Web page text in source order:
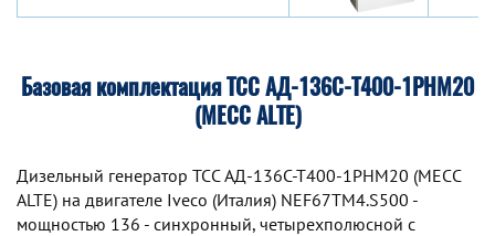
Базовая комплектация ТСС АД-136С-Т400-1РНМ20
(MECC ALTE)
Дизельный генератор TCC АД-136С-Т400-1РНМ20 (MECC
ALTE) на двигателе Iveco (Италия) NEF67TM4.S500 -
мощностью 136 - синхронный, четырехполюсной с